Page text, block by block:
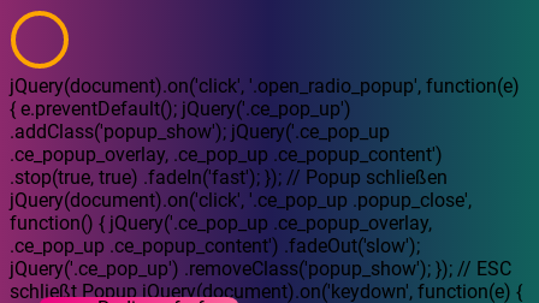
jQuery(document).on('click', '.open_radio_popup', function(e)
{ e.preventDefault(); jQuery('.ce_pop_up')
.addClass('popup_show'); jQuery('.ce_pop_up
.ce_popup_overlay, .ce_pop_up .ce_popup_content')
.stop(true, true) .fadeIn('fast'); }); // Popup schließen
jQuery(document).on('click', '.ce_pop_up .popup_close',
function() { jQuery('.ce_pop_up .ce_popup_overlay,
.ce_pop_up .ce_popup_content') .fadeOut('slow');
jQuery('.ce_pop_up') .removeClass('popup_show'); }); // ESC
schließt Popup jQuery(document).on('keydown', function(e) {